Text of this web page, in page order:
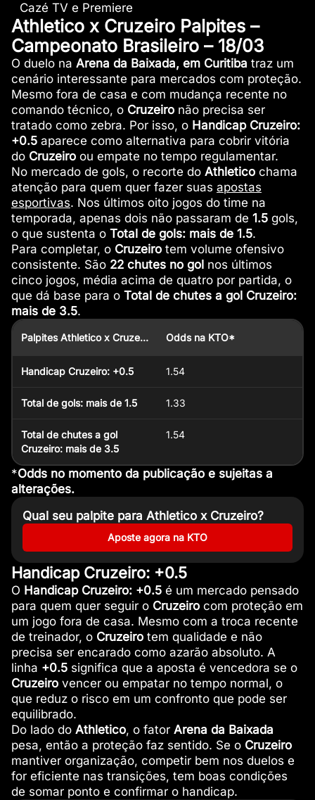
Cazé TV e Premiere
Athletico x Cruzeiro Palpites –
Campeonato Brasileiro – 18/03
O duelo na Arena da Baixada, em Curitiba traz um
cenário interessante para mercados com proteção.
Mesmo fora de casa e com mudança recente no
comando técnico, o Cruzeironão precisa ser
tratado como zebra. Por isso, o Handicap Cruzeiro:
+0.5aparece como alternativa para cobrir vitória
do Cruzeiroou empate no tempo regulamentar.
No mercado de gols, o recorte do Athleticochama
atenção para quem quer fazer suas apostas
esportivas. Nos últimos oito jogos do time na
temporada, apenas dois não passaram de 1.5gols,
o que sustenta o Total de gols: mais de 1.5.
Para completar, o Cruzeirotem volume ofensivo
consistente. São 22 chutes no gol nos últimos
cinco jogos, média acima de quatro por partida, o
que dá base para o Total de chutes a gol Cruzeiro:
mais de 3.5.
Palpites Athletico x Cruzeiro Odds na KTO*
Handicap Cruzeiro: +0.5 1.54
Total de gols: mais de 1.5 1.33
Total de chutes a gol
Cruzeiro: mais de 3.5
1.54
*Odds no momento da publicação e sujeitas a
alterações.
Qual seu palpite para Athletico x Cruzeiro?
Aposte agora na KTO
Handicap Cruzeiro: +0.5
O Handicap Cruzeiro: +0.5é um mercado pensado
para quem quer seguir o Cruzeirocom proteção em
um jogo fora de casa. Mesmo com a troca recente
de treinador, o Cruzeirotem qualidade e não
precisa ser encarado como azarão absoluto. A
linha +0.5significa que a aposta é vencedora se o
Cruzeirovencer ou empatar no tempo normal, o
que reduz o risco em um confronto que pode ser
equilibrado.
Do lado do Athletico, o fator Arena da Baixada
pesa, então a proteção faz sentido. Se o Cruzeiro
mantiver organização, competir bem nos duelos e
for eficiente nas transições, tem boas condições
de somar ponto e confirmar o handicap.